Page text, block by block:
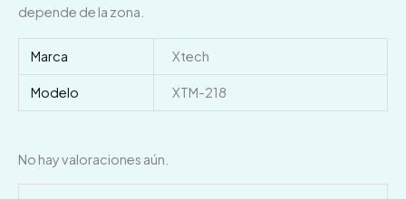
depende de la zona.
Marca Xtech
Modelo XTM-218
No hay valoraciones aún.